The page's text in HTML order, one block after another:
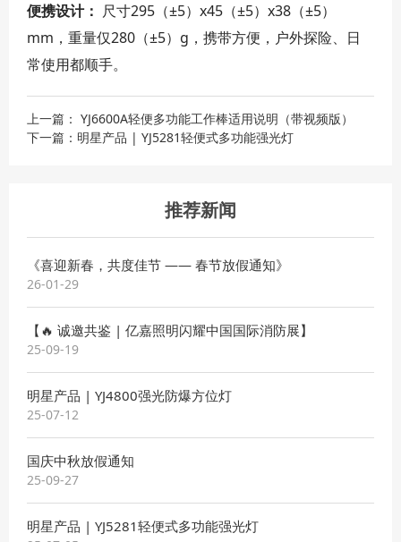
便携设计： 尺寸295（±5）x45（±5）x38（±5）
mm，重量仅280（±5）g，携带方便，户外探险、日
常使用都顺手。
上一篇： YJ6600A轻便多功能工作棒适用说明（带视频版）
下一篇：明星产品 | YJ5281轻便式多功能强光灯
推荐新闻
《喜迎新春，共度佳节 —— 春节放假通知》
26-01-29
【🔥 诚邀共鉴 | 亿嘉照明闪耀中国国际消防展】
25-09-19
明星产品 | YJ4800强光防爆方位灯
25-07-12
国庆中秋放假通知
25-09-27
明星产品 | YJ5281轻便式多功能强光灯